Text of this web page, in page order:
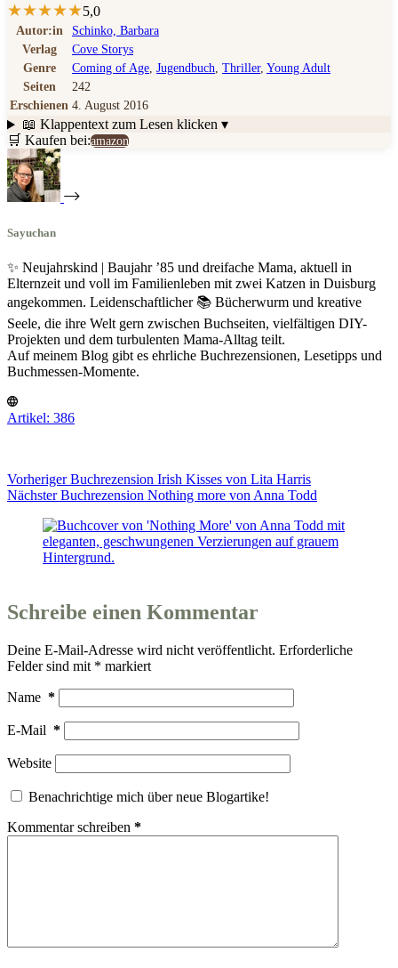
★★★★★5,0
Autor:in
Schinko, Barbara
Verlag
Cove Storys
Genre
Coming of Age, Jugendbuch, Thriller, Young Adult
Seiten
242
Erschienen 4. August 2016
📖 Klappentextzum Lesen klicken ▾
🛒 Kaufen bei:amazon
Sayuchan
✨ Neujahrskind | Baujahr ’85 und dreifache Mama, aktuell in
Elternzeit und voll im Familienleben mit zwei Katzen in Duisburg
angekommen. Leidenschaftlicher 📚 Bücherwurm und kreative
Seele, die ihre Welt gern zwischen Buchseiten, vielfältigen DIY-
Projekten und dem turbulenten Mama-Alltag teilt.
Auf meinem Blog gibt es ehrliche Buchrezensionen, Lesetipps und
Buchmessen-Momente.
Artikel: 386
VorherigerBuchrezension Irish Kisses von Lita Harris
NächsterBuchrezension Nothing more von Anna Todd
Schreibe einen Kommentar
Deine E-Mail-Adresse wird nicht veröffentlicht. Erforderliche
Felder sind mit * markiert
Name *
E-Mail *
Website
Benachrichtige mich über neue Blogartike!
Kommentar schreiben *